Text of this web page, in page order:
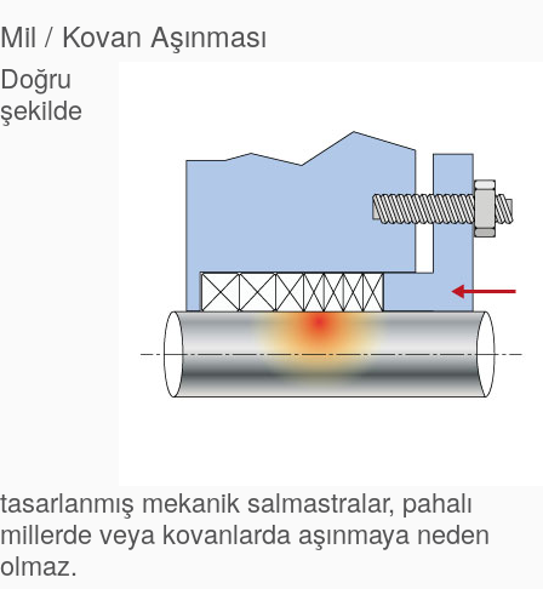
Mil / Kovan Aşınması
Doğru
şekilde
tasarlanmış mekanik salmastralar, pahalı
millerde veya kovanlarda aşınmaya neden
olmaz.